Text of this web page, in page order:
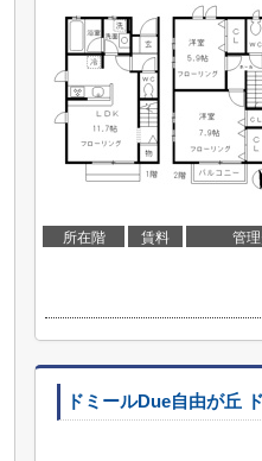
所在階 賃料 管
ドミールDue自由が丘